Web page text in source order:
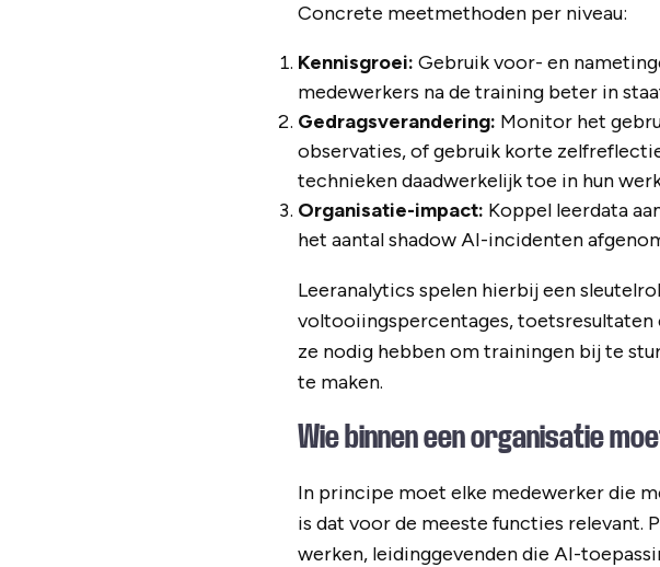
Concrete meetmethoden per niveau:
Kennisgroei: Gebruik voor- en
medewerkers na de training beter in
Gedragsverandering: Monitor het
observaties, of gebruik korte
technieken daadwerkelijk toe in hun
Organisatie-impact: Koppel leerdata
het aantal shadow AI-incidenten
Leeranalytics spelen hierbij een
voltooiingspercentages, toetsresultaten
ze nodig hebben om trainingen bij te
te maken.
Wie binnen een organisatie
In principe moet elke medewerker die
is dat voor de meeste functies
werken, leidinggevenden die AI-